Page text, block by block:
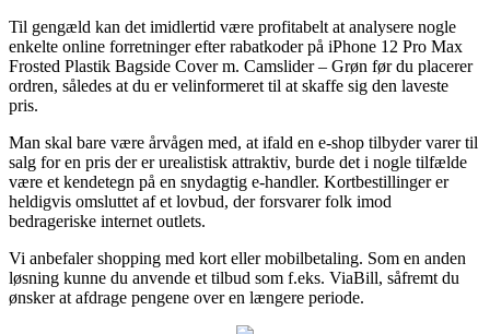
Til gengæld kan det imidlertid være profitabelt at analysere nogle
enkelte online forretninger efter rabatkoder på iPhone 12 Pro Max
Frosted Plastik Bagside Cover m. Camslider – Grøn før du placerer
ordren, således at du er velinformeret til at skaffe sig den laveste
pris.
Man skal bare være årvågen med, at ifald en e-shop tilbyder varer til
salg for en pris der er urealistisk attraktiv, burde det i nogle tilfælde
være et kendetegn på en snydagtig e-handler. Kortbestillinger er
heldigvis omsluttet af et lovbud, der forsvarer folk imod
bedrageriske internet outlets.
Vi anbefaler shopping med kort eller mobilbetaling. Som en anden
løsning kunne du anvende et tilbud som f.eks. ViaBill, såfremt du
ønsker at afdrage pengene over en længere periode.